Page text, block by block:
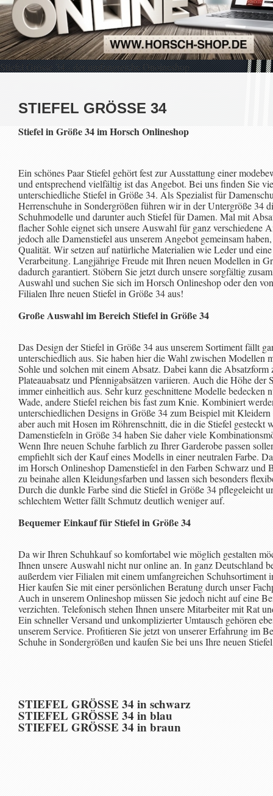
Stiefel Grösse 34 - der umfangreiche Onoineshop
STIEFEL GRÖSSE 34
Stiefel in Größe 34 im Horsch Onlineshop
Ein schönes Paar Stiefel gehört fest zur Ausstattung einer
und entsprechend vielfältig ist das Angebot. Bei uns finden Sie
unterschiedliche Stiefel in Größe 34. Als Spezialist für
Herrenschuhe in Sondergrößen führen wir in der Untergröße 34
Schuhmodelle und darunter auch Stiefel für Damen. Mal mit
flacher Sohle eignet sich unsere Auswahl für ganz verschiedene
jedoch alle Damenstiefel aus unserem Angebot gemeinsam
Qualität. Wir setzen auf natürliche Materialien wie Leder und
Verarbeitung. Langjährige Freude mit Ihren neuen Modellen in
dadurch garantiert. Stöbern Sie jetzt durch unsere sorgfältig
Auswahl und suchen Sie sich im Horsch Onlineshop oder den
Filialen Ihre neuen Stiefel in Größe 34 aus!
Große Auswahl im Bereich Stiefel in Größe 34
Das Design der Stiefel in Größe 34 aus unserem Sortiment fällt
unterschiedlich aus. Sie haben hier die Wahl zwischen Modellen
Sohle und solchen mit einem Absatz. Dabei kann die Absatzform
Plateauabsatz und Pfennigabsätzen variieren. Auch die Höhe der
immer einheitlich aus. Sehr kurz geschnittene Modelle bedecken
Wade, andere Stiefel reichen bis fast zum Knie. Kombiniert
unterschiedlichen Designs in Größe 34 zum Beispiel mit
aber auch mit Hosen im Röhrenschnitt, die in die Stiefel gesteckt
Damenstiefeln in Größe 34 haben Sie daher viele
Wenn Ihre neuen Schuhe farblich zu Ihrer Garderobe passen
empfiehlt sich der Kauf eines Modells in einer neutralen Farbe.
im Horsch Onlineshop Damenstiefel in den Farben Schwarz und
zu beinahe allen Kleidungsfarben und lassen sich besonders
Durch die dunkle Farbe sind die Stiefel in Größe 34 pflegeleicht
schlechtem Wetter fällt Schmutz deutlich weniger auf.
Bequemer Einkauf für Stiefel in Größe 34
Da wir Ihren Schuhkauf so komfortabel wie möglich gestalten
Ihnen unsere Auswahl nicht nur online an. In ganz Deutschland
außerdem vier Filialen mit einem umfangreichen Schuhsortiment
Hier kaufen Sie mit einer persönlichen Beratung durch unser
Auch in unserem Onlineshop müssen Sie jedoch nicht auf eine
verzichten. Telefonisch stehen Ihnen unsere Mitarbeiter mit Rat
Ein schneller Versand und unkomplizierter Umtausch gehören
unserem Service. Profitieren Sie jetzt von unserer Erfahrung im
Schuhe in Sondergrößen und kaufen Sie bei uns Ihre neuen
STIEFEL GRÖSSE 34 in schwarz
STIEFEL GRÖSSE 34 in blau
STIEFEL GRÖSSE 34 in braun